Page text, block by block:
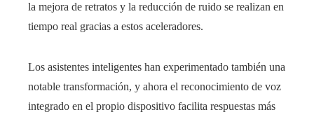
la mejora de retratos y la reducción de ruido se realizan en
tiempo real gracias a estos aceleradores.
Los asistentes inteligentes han experimentado también una
notable transformación, y ahora el reconocimiento de voz
integrado en el propio dispositivo facilita respuestas más